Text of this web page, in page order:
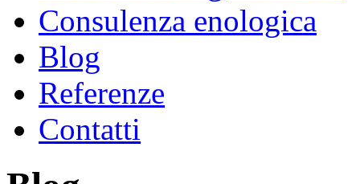
Consulenza enologica
Blog
Referenze
Contatti